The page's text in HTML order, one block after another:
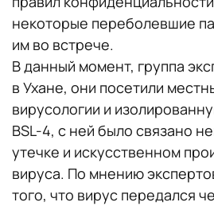
некоторые переболевшие
им во встрече.
В данный момент, группа
в Ухане, они посетили
вирусологии и
BSL-4, с ней было связано
утечке и искусственном
вируса. По мнению
того, что вирус передался